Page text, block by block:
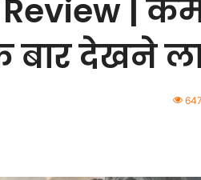
Review |
बार देखने